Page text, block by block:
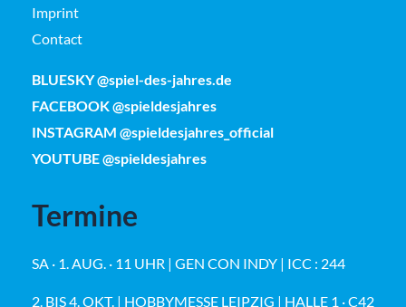
Imprint
Contact
BLUESKY @spiel-des-jahres.de
FACEBOOK @spieldesjahres
INSTAGRAM @spieldesjahres_official
YOUTUBE @spieldesjahres
Termine
SA · 1. AUG. · 11 UHR | GEN CON INDY | ICC : 244
2. BIS 4. OKT. | HOBBYMESSE LEIPZIG | HALLE 1 · C42